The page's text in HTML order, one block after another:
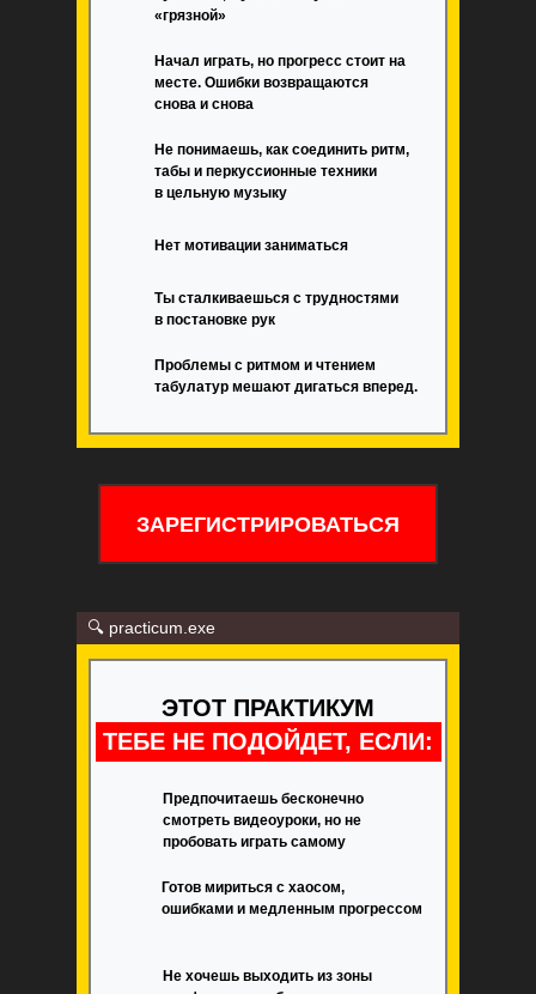
ЗАРЕГИСТРИРОВАТЬСЯ
«грязной»
Не понимаешь, как соединить ритм,
табы и перкуссионные техники
в цельную музыку
Ты сталкиваешься с трудностями
в постановке рук
Начал играть, но прогресс стоит на
месте. Ошибки возвращаются
снова и снова
Нет мотивации заниматься
Проблемы с ритмом и чтением
табулатур мешают дигаться вперед.
🔍 practicum.exe
ЭТОТ ПРАКТИКУМ
ТЕБЕ НЕ ПОДОЙДЕТ, ЕСЛИ:
Предпочитаешь бесконечно
смотреть видеоуроки, но не
пробовать играть самому
Готов мириться с хаосом,
ошибками и медленным прогрессом
Не хочешь выходить из зоны